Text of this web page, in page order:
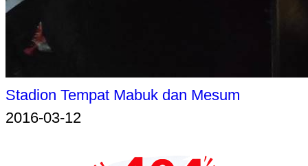
Stadion Tempat Mabuk dan Mesum
2016-03-12